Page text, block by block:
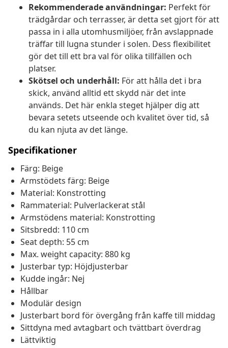
Rekommenderade användningar: Perfekt för
trädgårdar och terrasser, är detta set gjort för att
passa in i alla utomhusmiljöer, från avslappnade
träffar till lugna stunder i solen. Dess flexibilitet
gör det till ett bra val för olika tillfällen och
platser.
Skötsel och underhåll: För att hålla det i bra
skick, använd alltid ett skydd när det inte
används. Det här enkla steget hjälper dig att
bevara setets utseende och kvalitet över tid, så
du kan njuta av det länge.
Specifikationer
Färg: Beige
Armstödets färg: Beige
Material: Konstrotting
Rammaterial: Pulverlackerat stål
Armstödens material: Konstrotting
Sitsbredd: 110 cm
Seat depth: 55 cm
Max. weight capacity: 880 kg
Justerbar typ: Höjdjusterbar
Kudde ingår: Nej
Hållbar
Modulär design
Justerbart bord för övergång från kaffe till middag
Sittdyna med avtagbart och tvättbart överdrag
Lättviktig